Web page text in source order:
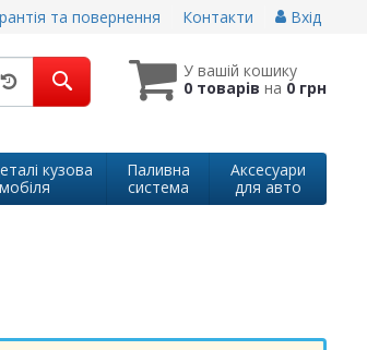
та повернення Контакти Вхід
У вашій кошику
0 товарів на 0 грн
кузова
Паливна
система
Аксесуари
для авто